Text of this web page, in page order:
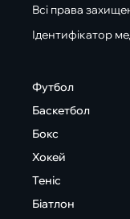
Всі права
Ідентифікатор
Футбол
Баскетбол
Бокс
Хокей
Теніс
Біатлон